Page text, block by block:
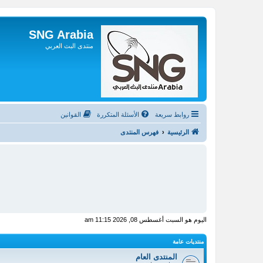
SNG Arabia
منتدى البث العربي
روابط سريعة الأسئلة المتكررة القوانين
الرئيسية فهرس المنتدى
اليوم هو السبت أغسطس 08, 2026 11:15 am
منتديات عامة
المنتدى العام